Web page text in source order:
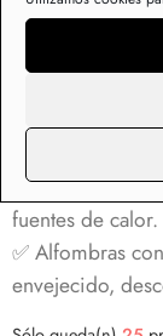
casa.
✅ Superficie
decoración de
✅ Admite
lavadora para
alfombra en la
fuentes de calor.
✅ Alfombras
envejecido,